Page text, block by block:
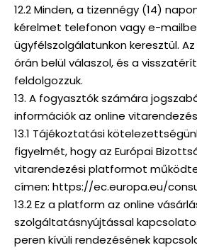
12.2 Minden, a tizennégy (14)
kérelmet telefonon vagy e-
ügyfélszolgálatunkon keresztül.
órán belül válaszol, és a
feldolgozzuk.
13. A fogyasztók számára
információk az online
13.1 Tájékoztatási
figyelmét, hogy az Európai
vitarendezési platformot
címen: https://ec.europa.eu/
13.2 Ez a platform az online
szolgáltatásnyújtással
peren kívüli rendezésének